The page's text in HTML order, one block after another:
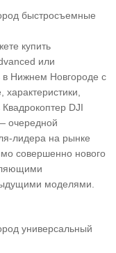
купить
или
в Нижнем Новгороде с
DJI
очередной
лидера на рынке
совершенно нового
моделями.